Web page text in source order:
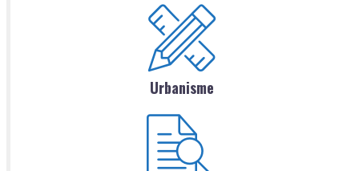
Urbanisme